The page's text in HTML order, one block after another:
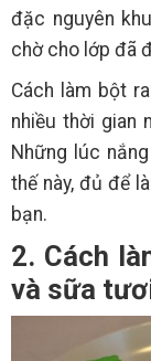
đặc nguyên
chờ cho lớp đã
Cách làm bột
nhiều thời gian
Những lúc
thế này, đủ để
bạn.
2. Cách
và sữa